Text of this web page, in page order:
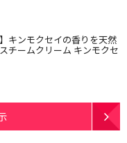
キンモクセイの香りを天然
チームクリーム キンモクセ